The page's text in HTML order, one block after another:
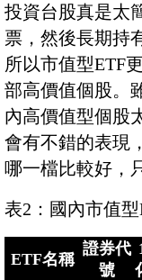
投資台股真是太
票，然後長期持
所以市值型ETF
部高價值個股。
內高價值型個股
會有不錯的表現
哪一檔比較好，
表2：國內市值
ETF名稱
證券代
號